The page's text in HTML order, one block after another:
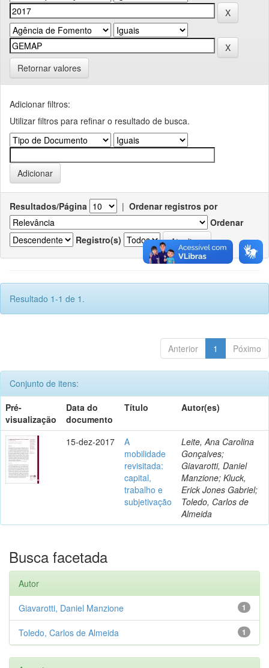
Retornar valores
Adicionar filtros:
Utilizar filtros para refinar o resultado de busca.
Resultados/Página | Ordenar registros por
Ordenar
Registro(s)
Resultado 1-1 de 1.
Anterior 1 Póximo
Conjunto de itens:
Pré-
visualização
Data do
documento
Título Autor(es)
15-dez-2017
A
mobilidade
revisitada:
capital,
trabalho e
subjetivação
Leite, Ana Carolina
Gonçalves;
Giavarotti, Daniel
Manzione; Kluck,
Erick Jones Gabriel;
Toledo, Carlos de
Almeida
Busca facetada
Autor
1
Giavarotti, Daniel Manzione
1
Toledo, Carlos de Almeida